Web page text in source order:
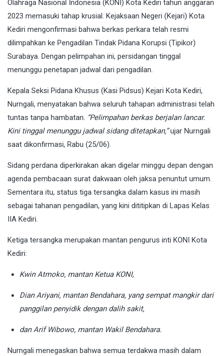
Olahraga Nasional Indonesia (KONI) Kota Kediri tahun anggaran
2023 memasuki tahap krusial. Kejaksaan Negeri (Kejari) Kota
Kediri mengonfirmasi bahwa berkas perkara telah resmi
dilimpahkan ke Pengadilan Tindak Pidana Korupsi (Tipikor)
Surabaya. Dengan pelimpahan ini, persidangan tinggal
menunggu penetapan jadwal dari pengadilan.
Kepala Seksi Pidana Khusus (Kasi Pidsus) Kejari Kota Kediri,
Nurngali, menyatakan bahwa seluruh tahapan administrasi telah
tuntas tanpa hambatan. “Pelimpahan berkas berjalan lancar.
Kini tinggal menunggu jadwal sidang ditetapkan,”ujar Nurngali
saat dikonfirmasi, Rabu (25/06).
Sidang perdana diperkirakan akan digelar minggu depan dengan
agenda pembacaan surat dakwaan oleh jaksa penuntut umum.
Sementara itu, status tiga tersangka dalam kasus ini masih
sebagai tahanan pengadilan, yang kini dititipkan di Lapas Kelas
IIA Kediri.
Ketiga tersangka merupakan mantan pengurus inti KONI Kota
Kediri:
Kwin Atmoko, mantan Ketua KONI,
Dian Ariyani, mantan Bendahara, yang sempat mangkir dari
panggilan penyidik dengan dalih sakit,
dan Arif Wibowo, mantan Wakil Bendahara.
Nurngali menegaskan bahwa semua terdakwa masih dalam